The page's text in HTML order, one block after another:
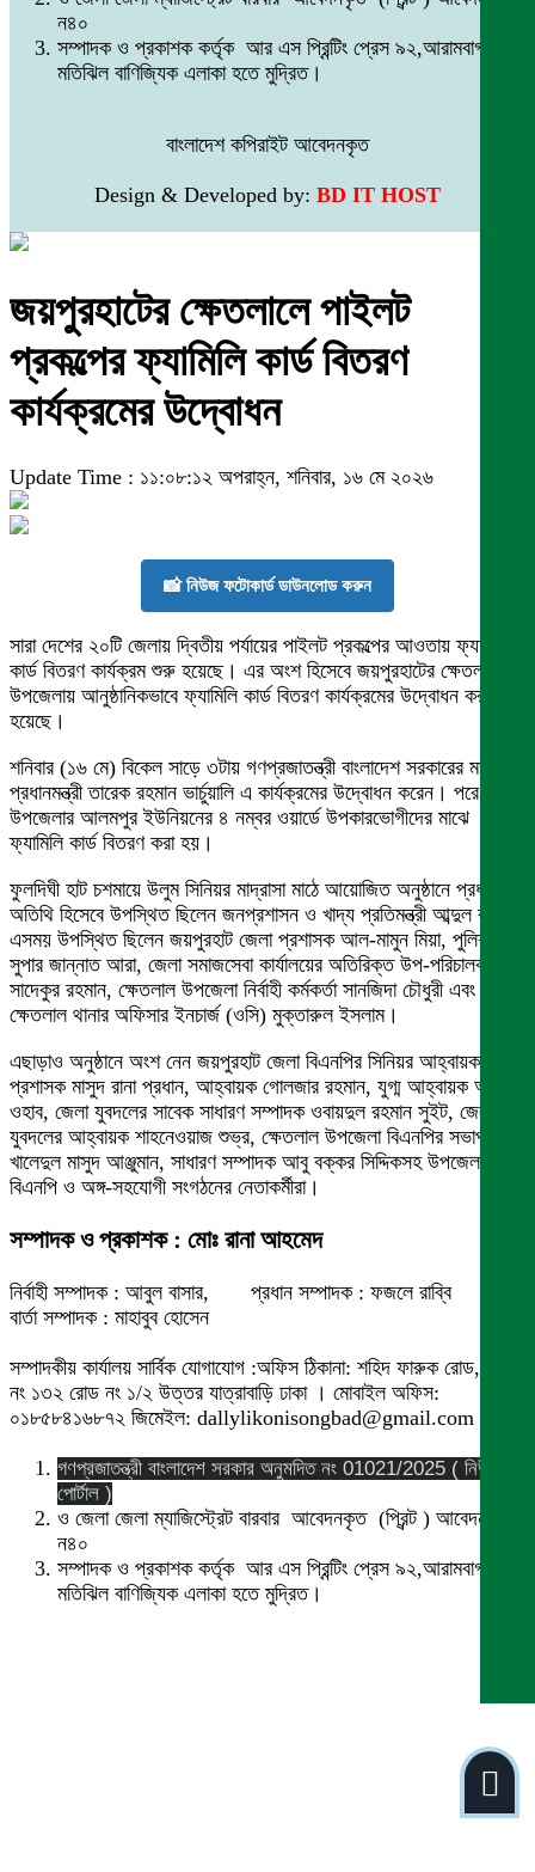
ন৪০
সম্পাদক ও প্রকাশক কর্তৃক আর এস প্রিন্টিং প্রেস ৯২,আরামবাগ
মতিঝিল বাণিজ্যিক এলাকা হতে মুদ্রিত।
বাংলাদেশ কপিরাইট আবেদনকৃত
Design & Developed by: BD IT HOST
জয়পুরহাটের ক্ষেতলালে পাইলট
প্রকল্পের ফ্যামিলি কার্ড বিতরণ
কার্যক্রমের উদ্বোধন
Update Time : ১১:০৮:১২ অপরাহ্ন, শনিবার, ১৬ মে ২০২৬
📸 নিউজ ফটোকার্ড ডাউনলোড করুন
সারা দেশের ২০টি জেলায় দ্বিতীয় পর্যায়ের পাইলট প্রকল্পের আওতায় ফ্যামিলি
কার্ড বিতরণ কার্যক্রম শুরু হয়েছে। এর অংশ হিসেবে জয়পুরহাটের ক্ষেতলাল
উপজেলায় আনুষ্ঠানিকভাবে ফ্যামিলি কার্ড বিতরণ কার্যক্রমের উদ্বোধন করা
হয়েছে।
শনিবার (১৬ মে) বিকেল সাড়ে ৩টায় গণপ্রজাতন্ত্রী বাংলাদেশ সরকারের মাননীয়
প্রধানমন্ত্রী তারেক রহমান ভার্চুয়ালি এ কার্যক্রমের উদ্বোধন করেন। পরে
উপজেলার আলমপুর ইউনিয়নের ৪ নম্বর ওয়ার্ডে উপকারভোগীদের মাঝে
ফ্যামিলি কার্ড বিতরণ করা হয়।
ফুলদিঘী হাট চশমায়ে উলুম সিনিয়র মাদ্রাসা মাঠে আয়োজিত অনুষ্ঠানে প্রধান
অতিথি হিসেবে উপস্থিত ছিলেন জনপ্রশাসন ও খাদ্য প্রতিমন্ত্রী আব্দুল বারী।
এসময় উপস্থিত ছিলেন জয়পুরহাট জেলা প্রশাসক আল-মামুন মিয়া, পুলিশ
সুপার জান্নাত আরা, জেলা সমাজসেবা কার্যালয়ের অতিরিক্ত উপ-পরিচালক
সাদেকুর রহমান, ক্ষেতলাল উপজেলা নির্বাহী কর্মকর্তা সানজিদা চৌধুরী এবং
ক্ষেতলাল থানার অফিসার ইনচার্জ (ওসি) মুক্তারুল ইসলাম।
এছাড়াও অনুষ্ঠানে অংশ নেন জয়পুরহাট জেলা বিএনপির সিনিয়র আহ্বায়ক ও
প্রশাসক মাসুদ রানা প্রধান, আহ্বায়ক গোলজার রহমান, যুগ্ম আহ্বায়ক আব্দুল
ওহাব, জেলা যুবদলের সাবেক সাধারণ সম্পাদক ওবায়দুল রহমান সুইট, জেলা
যুবদলের আহ্বায়ক শাহনেওয়াজ শুভ্র, ক্ষেতলাল উপজেলা বিএনপির সভাপতি
খালেদুল মাসুদ আঞ্জুমান, সাধারণ সম্পাদক আবু বক্কর সিদ্দিকসহ উপজেলা
বিএনপি ও অঙ্গ-সহযোগী সংগঠনের নেতাকর্মীরা।
সম্পাদক ও প্রকাশক : মোঃ রানা আহমেদ
নির্বাহী সম্পাদক : আবুল বাসার, প্রধান সম্পাদক : ফজলে রাব্বি
বার্তা সম্পাদক : মাহাবুব হোসেন
সম্পাদকীয় কার্যালয় সার্বিক যোগাযোগ :অফিস ঠিকানা: শহিদ ফারুক রোড,বাসা
নং ১৩২ রোড নং ১/২ উত্তর যাত্রাবাড়ি ঢাকা । মোবাইল অফিস:
০১৮৫৮৪১৬৮৭২ জিমেইল: dallylikonisongbad@gmail.com
গণপ্রজাতন্ত্রী বাংলাদেশ সরকার অনুমদিত নং 01021/2025 ( নিউজ
পোর্টাল )
ও জেলা জেলা ম্যাজিস্ট্রেট বারবার আবেদনকৃত (প্রিন্ট ) আবেদন নং
ন৪০
সম্পাদক ও প্রকাশক কর্তৃক আর এস প্রিন্টিং প্রেস ৯২,আরামবাগ
মতিঝিল বাণিজ্যিক এলাকা হতে মুদ্রিত।